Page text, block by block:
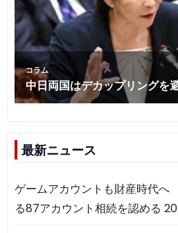
最新ニュース
ゲームアカウントも財産時代
る87アカウント相続を認める